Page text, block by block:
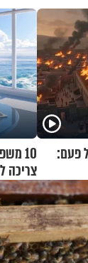
פעם:
10
צריכה